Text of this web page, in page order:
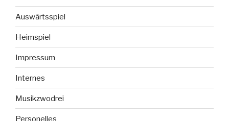
Auswärtsspiel
Heimspiel
Impressum
Internes
Musikzwodrei
Personelles